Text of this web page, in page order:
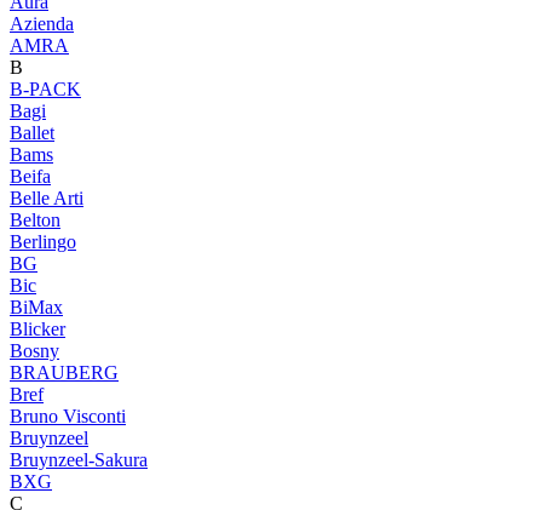
Azienda
AМRA
B
B-PACK
Bagi
Ballet
Bams
Beifa
Belle Arti
Belton
Berlingo
BG
Bic
BiMax
Blicker
Bosny
BRAUBERG
Bref
Bruno Visconti
Bruynzeel
Bruynzeel-Sakura
BXG
C